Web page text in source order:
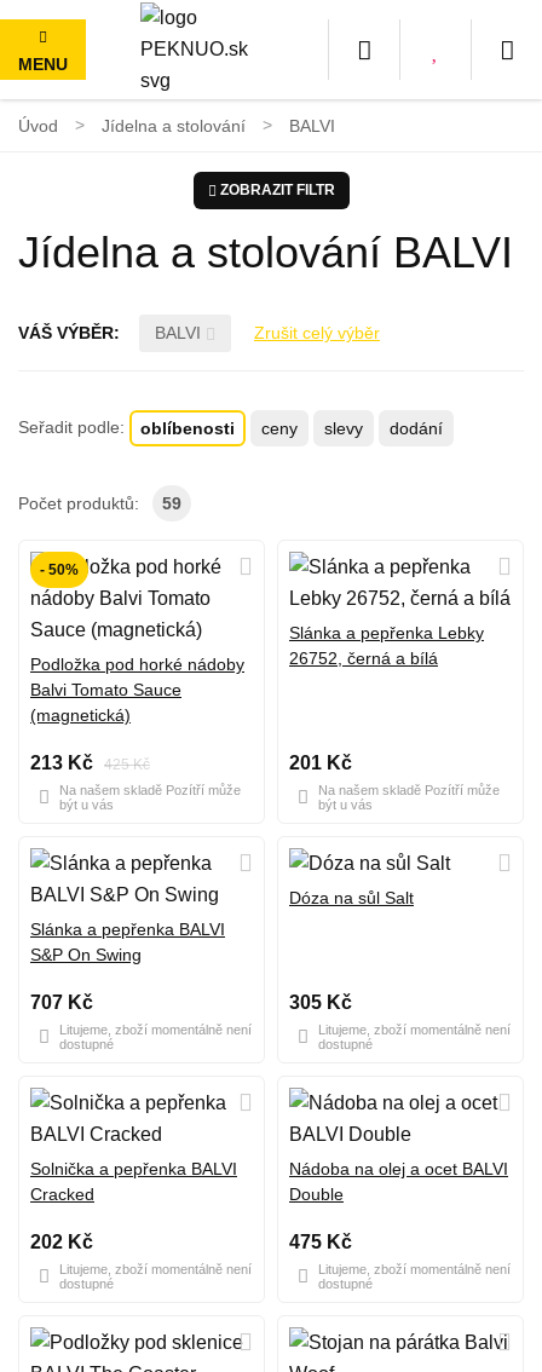
MENU
100 dní na vrácení, nad 1500 Kč doprava ZDARMA
Úvod Jídelna a stolování BALVI
ZOBRAZIT FILTR
Jídelna a stolování BALVI
VÁŠ VÝBĚR: BALVI Zrušit celý výběr
Seřadit podle: oblíbenosti ceny slevy dodání
Počet produktů: 59
- 50%
Podložka pod horké nádoby
Balvi Tomato Sauce
(magnetická)
213 Kč 425 Kč
Na našem skladě Pozítří může
být u vás
Slánka a pepřenka Lebky
26752, černá a bílá
201 Kč
Na našem skladě Pozítří může
být u vás
Slánka a pepřenka BALVI
S&P On Swing
707 Kč
Litujeme, zboží momentálně není
dostupné
Dóza na sůl Salt
305 Kč
Litujeme, zboží momentálně není
dostupné
Solnička a pepřenka BALVI
Cracked
202 Kč
Litujeme, zboží momentálně není
dostupné
Nádoba na olej a ocet BALVI
Double
475 Kč
Litujeme, zboží momentálně není
dostupné